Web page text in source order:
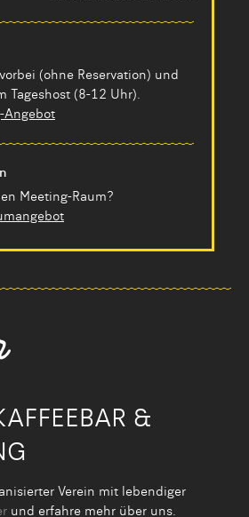
&
Verein mit lebendiger
und erfahre mehr über uns.
(ohne Reservation) und
Tageshost (8-12 Uhr).
Angebot
Meeting-Raum?